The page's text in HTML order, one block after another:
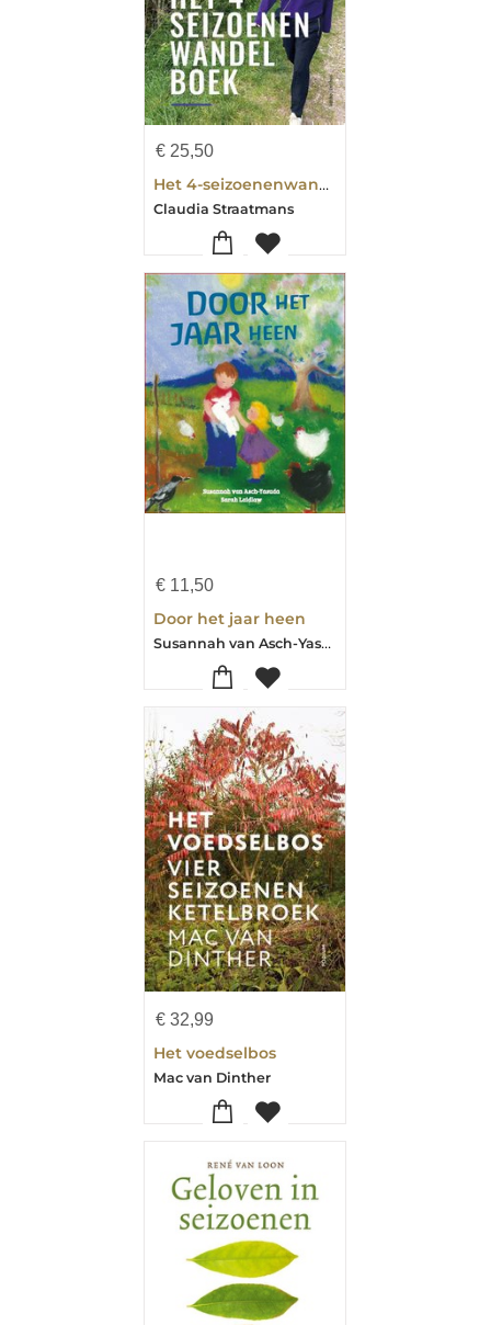
€ 25,50
Het 4-seizoenenwandelboek
Claudia Straatmans
€ 11,50
Door het jaar heen
Susannah van Asch-Yasuda
€ 32,99
Het voedselbos
Mac van Dinther